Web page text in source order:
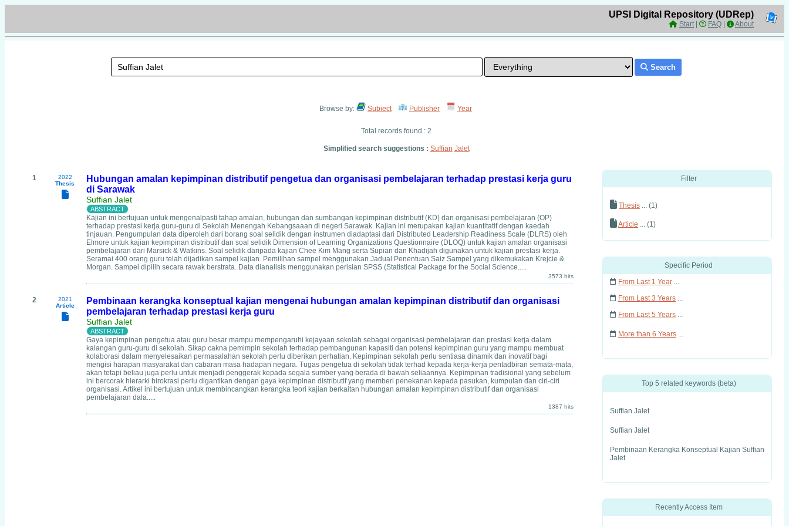
UPSI Digital Repository (UDRep)
Start| FAQ About
Search
Browse by: Subject Publisher Year
Total records found : 2
Simplified search suggestions : Suffian Jalet
1
2022
Thesis
Hubungan amalan kepimpinan distributif pengetua dan organisasi pembelajaran terhadap prestasi kerja guru
di Sarawak
Suffian Jalet
Kajian ini bertujuan untuk mengenalpasti tahap amalan, hubungan dan sumbangan kepimpinan distributif (KD) dan organisasi pembelajaran (OP)
terhadap prestasi kerja guru-guru di Sekolah Menengah Kebangsaaan di negeri Sarawak. Kajian ini merupakan kajian kuantitatif dengan kaedah
tinjauan. Pengumpulan data diperoleh dari borang soal selidik dengan instrumen diadaptasi dari Distributed Leadership Readiness Scale (DLRS) oleh
Elmore untuk kajian kepimpinan distributif dan soal selidik Dimension of Learning Organizations Questionnaire (DLOQ) untuk kajian amalan organisasi
pembelajaran dari Marsick & Watkins. Soal selidik daripada kajian Chee Kim Mang serta Supian dan Khadijah digunakan untuk kajian prestasi kerja.
Seramai 400 orang guru telah dijadikan sampel kajian. Pemilihan sampel menggunakan Jadual Penentuan Saiz Sampel yang dikemukakan Krejcie &
Morgan. Sampel dipilih secara rawak berstrata. Data dianalisis menggunakan perisian SPSS (Statistical Package for the Social Science.....
3573 hits
2
2021
Article
Pembinaan kerangka konseptual kajian mengenai hubungan amalan kepimpinan distributif dan organisasi
pembelajaran terhadap prestasi kerja guru
Suffian Jalet
Gaya kepimpinan pengetua atau guru besar mampu mempengaruhi kejayaan sekolah sebagai organisasi pembelajaran dan prestasi kerja dalam
kalangan guru-guru di sekolah. Sikap cakna pemimpin sekolah terhadap pembangunan kapasiti dan potensi kepimpinan guru yang mampu membuat
kolaborasi dalam menyelesaikan permasalahan sekolah perlu diberikan perhatian. Kepimpinan sekolah perlu sentiasa dinamik dan inovatif bagi
mengisi harapan masyarakat dan cabaran masa hadapan negara. Tugas pengetua di sekolah tidak terhad kepada kerja-kerja pentadbiran semata-mata,
akan tetapi beliau juga perlu untuk menjadi penggerak kepada segala sumber yang berada di bawah seliaannya. Kepimpinan tradisional yang sebelum
ini bercorak hierarki birokrasi perlu digantikan dengan gaya kepimpinan distributif yang memberi penekanan kepada pasukan, kumpulan dan ciri-ciri
organisasi. Artikel ini bertujuan untuk membincangkan kerangka teori kajian berkaitan hubungan amalan kepimpinan distributif dan organisasi
pembelajaran dala.....
1387 hits
Filter
Thesis ... (1)
Article ... (1)
Specific Period
From Last 1 Year ...
From Last 3 Years ...
From Last 5 Years ...
More than 6 Years ...
Top 5 related keywords (beta)
Suffian Jalet
Suffian Jalet
Pembinaan Kerangka Konseptual Kajian Suffian
Jalet
Recently Access Item